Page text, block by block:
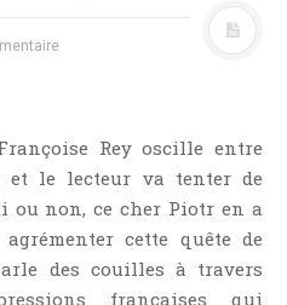
Rey oscille entre
et le lecteur va tenter de
ou non, ce cher Piotr en a
cette quête de
des couilles à travers
françaises qui